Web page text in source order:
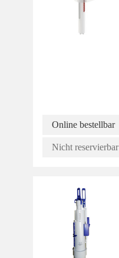
Online bestellbar
Nicht reservierbar